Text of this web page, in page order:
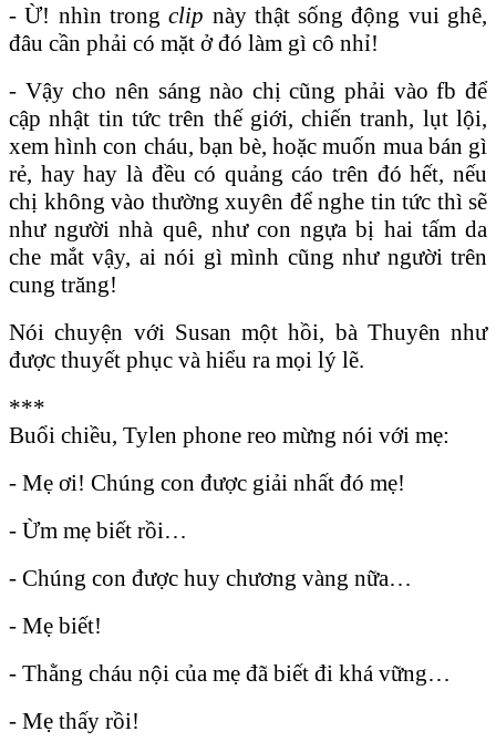
- Ừ! nhìn trongclip này thật sống động vui ghê,
đâu cần phải có mặt ở đó làm gì cô nhỉ!
- Vậy cho nên sáng nào chị cũng phải vào fb để
cập nhật tin tức trên thế giới, chiến tranh, lụt lội,
xem hình con cháu, bạn bè, hoặc muốn mua bán gì
rẻ, hay hay là đều có quảng cáo trên đó hết, nếu
chị không vào thường xuyên để nghe tin tức thì sẽ
như người nhà quê, như con ngựa bị hai tấm da
che mắt vậy, ai nói gì mình cũng như người trên
cung trăng!
Nói chuyện với Susan một hồi, bà Thuyên như
được thuyết phục và hiểu ra mọi lý lẽ.
***
Buổi chiều, Tylen phone reo mừng nói với mẹ:
- Mẹ ơi! Chúng con được giải nhất đó mẹ!
- Ừm mẹ biết rồi…
- Chúng con được huy chương vàng nữa…
- Mẹ biết!
- Thằng cháu nội của mẹ đã biết đi khá vững…
- Mẹ thấy rồi!